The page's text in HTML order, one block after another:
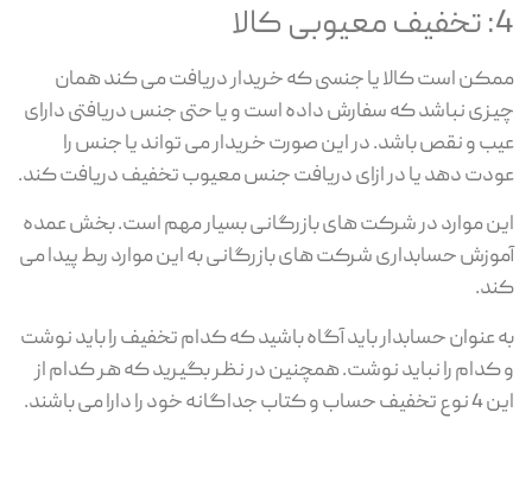
4: تخفیف معیوبی کالا
ممکن است کالا یا جنسی که خریدار دریافت می کند همان
چیزی نباشد که سفارش داده است و یا حتی جنس دریافتی دارای
عیب و نقص باشد. در این صورت خریدار می تواند یا جنس را
عودت دهد یا در ازای دریافت جنس معیوب تخفیف دریافت کند.
این موارد در شرکت های بازرگانی بسیار مهم است. بخش عمده
آموزش حسابداری شرکت های بازرگانی به این موارد ربط پیدا می
کند.
به عنوان حسابدار باید آگاه باشید که کدام تخفیف را باید نوشت
و کدام را نباید نوشت. همچنین در نظر بگیرید که هر کدام از
این 4 نوع تخفیف حساب و کتاب جداگانه خود را دارا می باشند.